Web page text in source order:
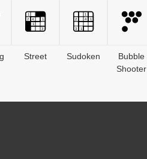
Street Sudoken
Bubble
Shooter